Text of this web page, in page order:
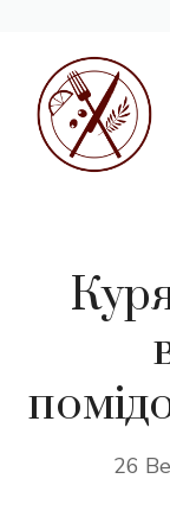
вмісту
26